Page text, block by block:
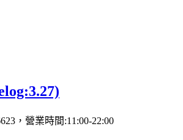
，營業時間:11:00-22:00